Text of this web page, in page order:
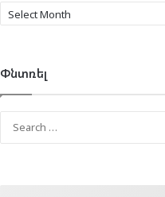
Արխիւ
Փնտռել